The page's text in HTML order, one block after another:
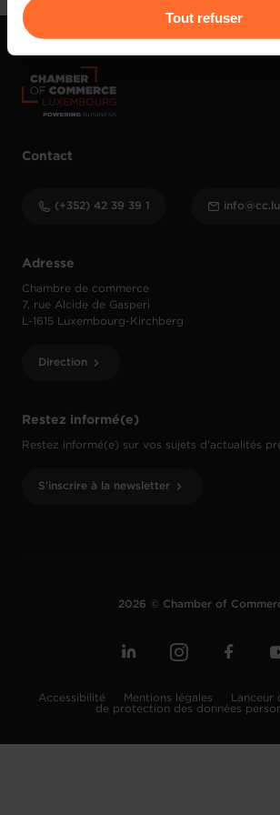
Pour de plus amples informations sur la
nous utilisons lescookies et sommes
vos données personnelles, vous
Charte d’usage des cookies
protection des données personnelles
Tout refuser
Restez informé(e)
Restez informé(e) sur vos sujets d’actualités
S'inscrire à la newsletter
Adresse
Chambre de commerce
7, rue Alcide de Gasperi
L-1615 Luxembourg-Kirchberg
Direction
Contact
(+352) 42 39 39 1 info@cc.lu
2026 © Chamber of
Accessibilité Mentions légales Lanceur
de protection des données